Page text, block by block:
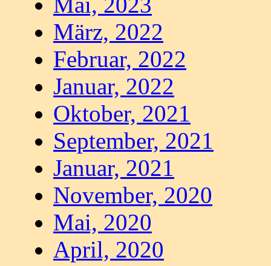
März, 2022
Februar, 2022
Januar, 2022
Oktober, 2021
September, 2021
Januar, 2021
November, 2020
Mai, 2020
April, 2020